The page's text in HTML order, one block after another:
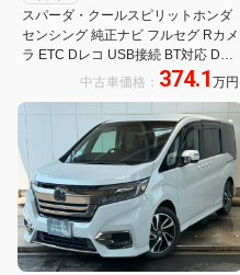
スパーダ・クールスピリットホンダ
センシング 純正ナビ フルセグ Rカメ
ラ ETC Dレコ USB接続 BT対応 DVD
再生可能 LEDヘットライト 盗難防止
サイドエアバッグ 半革シート キーレ
ス エアバッグ
中古車価格： 374.1 万円